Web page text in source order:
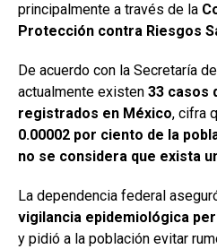
principalmente a través de la
Protección contra Riesgos
De acuerdo con la Secretaría
actualmente existen 33 casos
registrados en México, cifra
0.00002 por ciento de la
no se considera que exista
La dependencia federal
vigilancia epidemiológica
y pidió a la población evitar